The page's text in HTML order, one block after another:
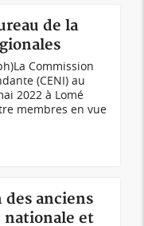
de la
Commission
(CENI) au
2022 à Lomé
membres en vue
anciens
nationale et